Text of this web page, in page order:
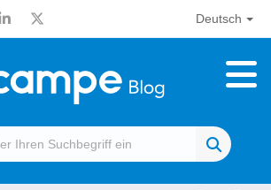
Deutsch